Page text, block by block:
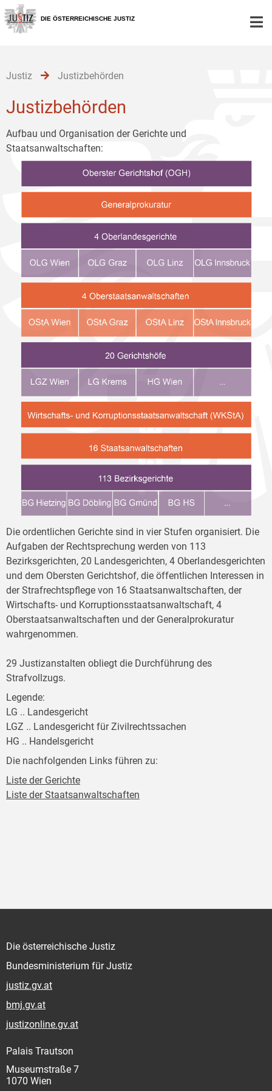
Zur
Hauptnavigation
[1]
Zum
Inhalt
[2]
Zum
Untermenü
[3]
DIE ÖSTERREICHISCHE JUSTIZ
Justiz Justizbehörden
Justizbehörden
Aufbau und Organisation der Gerichte und
Staatsanwaltschaften:
Die ordentlichen Gerichte sind in vier Stufen organisiert. Die
Aufgaben der Rechtsprechung werden von 113
Bezirksgerichten, 20 Landesgerichten, 4 Oberlandesgerichten
und dem Obersten Gerichtshof, die öffentlichen Interessen in
der Strafrechtspflege von 16 Staatsanwaltschaften, der
Wirtschafts- und Korruptionsstaatsanwaltschaft, 4
Oberstaatsanwaltschaften und der Generalprokuratur
wahrgenommen.
29 Justizanstalten obliegt die Durchführung des
Strafvollzugs.
Legende:
LG .. Landesgericht
LGZ .. Landesgericht für Zivilrechtssachen
HG .. Handelsgericht
Die nachfolgenden Links führen zu:
Liste der Gerichte
Liste der Staatsanwaltschaften
Die österreichische Justiz
Bundesministerium für Justiz
justiz.gv.at
bmj.gv.at
justizonline.gv.at
Palais Trautson
Museumstraße 7
1070 Wien